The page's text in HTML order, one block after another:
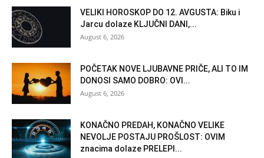
VELIKI HOROSKOP DO 12. AVGUSTA: Biku i
Jarcu dolaze KLJUČNI DANI,...
August 6, 2026
POČETAK NOVE LJUBAVNE PRIČE, ALI TO IM
DONOSI SAMO DOBRO: OVI...
August 6, 2026
KONAČNO PREDAH, KONAČNO VELIKE
NEVOLJE POSTAJU PROŠLOST: OVIM
znacima dolaze PRELEPI...